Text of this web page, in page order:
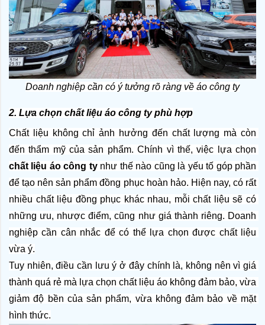
Doanh nghiệp cần có ý tưởng rõ ràng về áo công ty
2. Lựa chọn chất liệu áo công ty phù hợp
Chất liệu không chỉ ảnh hưởng đến chất lượng mà còn
chất liệu áo công ty như thế nào cũng là yếu tố góp phần
để tạo nên sản phẩm đồng phục hoàn hảo. Hiện nay, có rất
nhiều chất liệu đồng phục khác nhau, mỗi chất liệu sẽ có
những ưu, nhược điểm, cũng như giá thành riêng. Doanh
nghiệp cần cân nhắc để có thể lựa chọn được chất liệu
vừa ý.
Tuy nhiên, điều cần lưu ý ở đây chính là, không nên vì giá
thành quá rẻ mà lựa chọn chất liệu áo không đảm bảo, vừa
giảm độ bền của sản phẩm, vừa không đảm bảo về mặt
hình thức.